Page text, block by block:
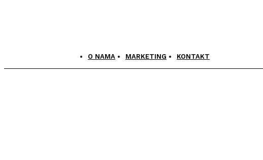
O NAMA MARKETING KONTAKT